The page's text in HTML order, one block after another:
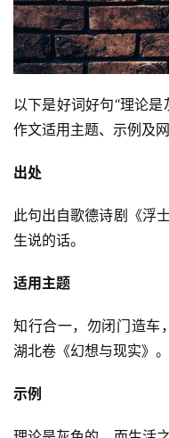
以下是好词好句“理论是
作文适用主题、示例及
出处
此句出自歌德诗剧《浮
生说的话。
适用主题
知行合一，勿闭门造车
湖北卷《幻想与现实》。
示例